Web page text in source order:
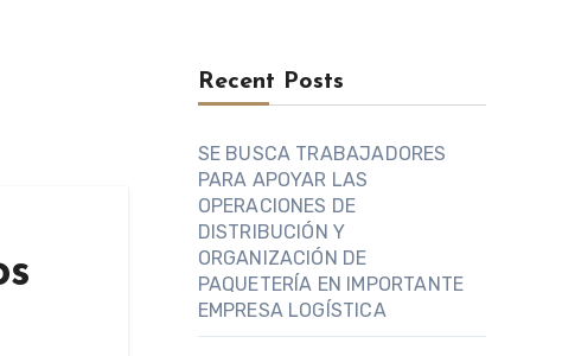
Recent Posts
SE BUSCA TRABAJADORES
PARA APOYAR LAS
OPERACIONES DE
DISTRIBUCIÓN Y
ORGANIZACIÓN DE
PAQUETERÍA EN IMPORTANTE
EMPRESA LOGÍSTICA